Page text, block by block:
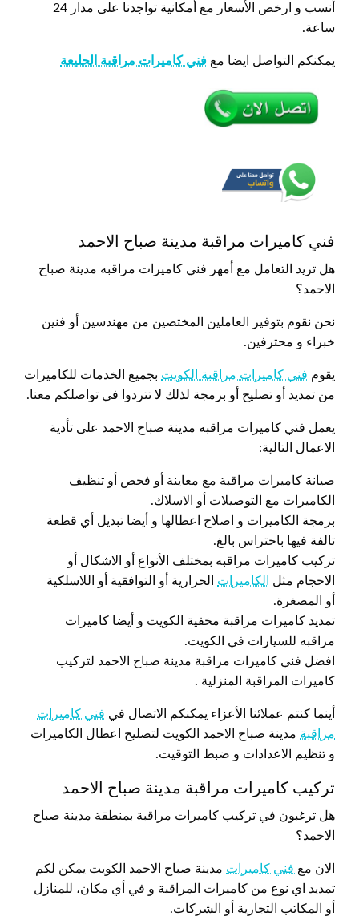
أنسب و ارخص الأسعار مع أمكانية تواجدنا على مدار 24
ساعة.
يمكنكم التواصل ايضا مع فني كاميرات مراقبة الجليعة
فني كاميرات مراقبة مدينة صباح الاحمد
هل تريد التعامل مع أمهر فني كاميرات مراقبه مدينة صباح
الاحمد؟
نحن نقوم بتوفير العاملين المختصين من مهندسين أو فنين
خبراء و محترفين.
يقوم فني كاميرات مراقبة الكويت بجميع الخدمات للكاميرات
من تمديد أو تصليح أو برمجة لذلك لا تتردوا في تواصلكم معنا.
يعمل فني كاميرات مراقبه مدينة صباح الاحمد على تأدية
الاعمال التالية:
صيانة كاميرات مراقبة مع معاينة أو فحص أو تنظيف
الكاميرات مع التوصيلات أو الاسلاك.
برمجة الكاميرات و اصلاح اعطالها و أيضا تبديل أي قطعة
تالفة فيها باحتراس بالغ.
تركيب كاميرات مراقبه بمختلف الأنواع أو الاشكال أو
الاحجام مثل
الكاميرات الحرارية أو التوافقية أو اللاسلكية
أو المصغرة.
تمديد كاميرات مراقبة مخفية الكويت و أيضا كاميرات
مراقبه للسيارات في الكويت.
افضل فني كاميرات مراقبة مدينة صباح الاحمد لتركيب
كاميرات المراقبة المنزلية .
أينما كنتم عملائنا الأعزاء يمكنكم الاتصال في فني كاميرات
مراقبة مدينة صباح الاحمد الكويت لتصليح اعطال الكاميرات
و تنظيم الاعدادات و ضبط التوقيت.
تركيب كاميرات مراقبة مدينة صباح الاحمد
هل ترغبون في تركيب كاميرات مراقبة بمنطقة مدينة صباح
الاحمد؟
الان مع فني كاميرات مدينة صباح الاحمد الكويت يمكن لكم
تمديد اي نوع من كاميرات المراقبة و في أي مكان، للمنازل
أو المكاتب التجارية أو الشركات.